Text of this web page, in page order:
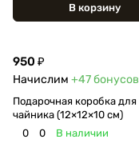
В корзину
950 ₽
Начислим +47бонусов
Подарочная коробка для
чайника (12×12×10 см)
0
0 В наличии